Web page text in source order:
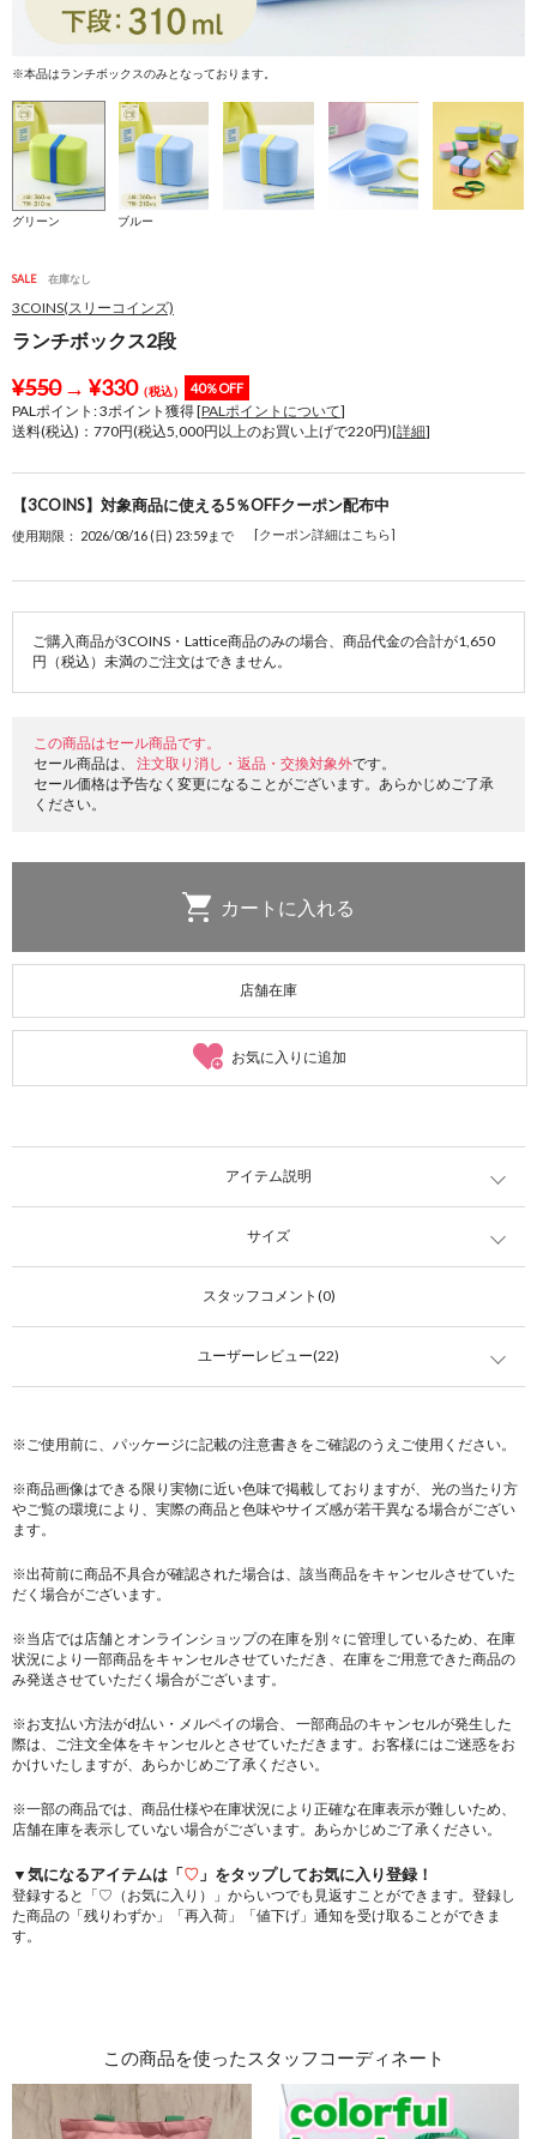
※本品はランチボックスのみとなっております。
グリーン ブルー
SALE 在庫なし
3COINS(スリーコインズ)
ランチボックス2段
¥550→ ¥330（税込） 40％OFF
PALポイント:3ポイント獲得 [PALポイントについて]
送料(税込)：770円(税込5,000円以上のお買い上げで220円)[詳細]
【3COINS】対象商品に使える5％OFFクーポン配布中
使用期限： 2026/08/16 (日) 23:59まで [クーポン詳細はこちら]
ご購入商品が3COINS・Lattice商品のみの場合、商品代金の合計が1,650
円（税込）未満のご注文はできません。
この商品はセール商品です。
セール商品は、 注文取り消し・返品・交換対象外です。
セール価格は予告なく変更になることがございます。あらかじめご了承
ください。
店舗在庫
お気に入りに追加
アイテム説明
サイズ
スタッフコメント(0)
ユーザーレビュー(22)
※ご使用前に、パッケージに記載の注意書きをご確認のうえご使用ください。
※商品画像はできる限り実物に近い色味で掲載しておりますが、 光の当たり方
やご覧の環境により、実際の商品と色味やサイズ感が若干異なる場合がござい
ます。
※出荷前に商品不具合が確認された場合は、該当商品をキャンセルさせていた
だく場合がございます。
※当店では店舗とオンラインショップの在庫を別々に管理しているため、在庫
状況により一部商品をキャンセルさせていただき、在庫をご用意できた商品の
み発送させていただく場合がございます。
※お支払い方法がd払い・メルペイの場合、 一部商品のキャンセルが発生した
際は、ご注文全体をキャンセルとさせていただきます。お客様にはご迷惑をお
かけいたしますが、あらかじめご了承ください。
※一部の商品では、商品仕様や在庫状況により正確な在庫表示が難しいため、
店舗在庫を表示していない場合がございます。あらかじめご了承ください。
▼気になるアイテムは「♡ 」をタップしてお気に入り登録！
登録すると「♡（お気に入り）」からいつでも見返すことができます。登録し
た商品の「残りわずか」「再入荷」「値下げ」通知を受け取ることができま
す。
この商品を使ったスタッフコーディネート